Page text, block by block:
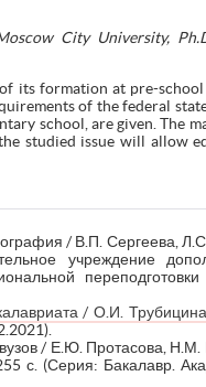
City University,
its formation at pre-
of the federal
school, are given. The
studied issue will allow
/ В.П. Сергеева,
учреждение
переподготовки
/ О.И.
/ Е.Ю. Протасова, Н.М.
с. (Серия: Бакалавр.